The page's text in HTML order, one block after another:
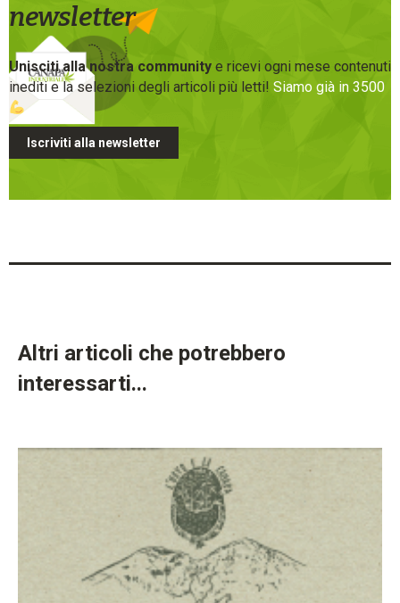
newsletter
Unisciti alla nostra community e ricevi ogni mese contenuti
inediti e la selezioni degli articoli più letti! Siamo già in 3500
Iscriviti alla newsletter
Altri articoli che potrebbero
interessarti...